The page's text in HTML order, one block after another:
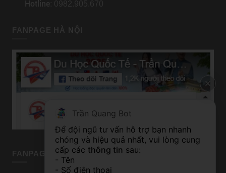
Hotline: 0982.905.670
FANPAGE HÀ NỘI
FANPAGE TP HỒ CHÍ MINH
Trần Quang Bot
Để đội ngũ tư vấn hỗ trợ bạn nhanh
chóng và hiệu quả nhất, vui lòng cung
cấp các thông tin sau:
- Tên
- Số điện thoại